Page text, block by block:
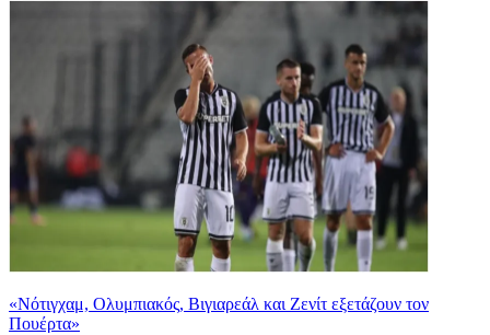
«Νότιγχαμ, Ολυμπιακός, Βιγιαρεάλ και Ζενίτ εξετάζουν τον
Πουέρτα»